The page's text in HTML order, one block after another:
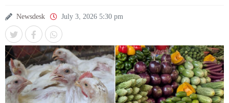
Newsdesk July 3, 2026 5:30 pm